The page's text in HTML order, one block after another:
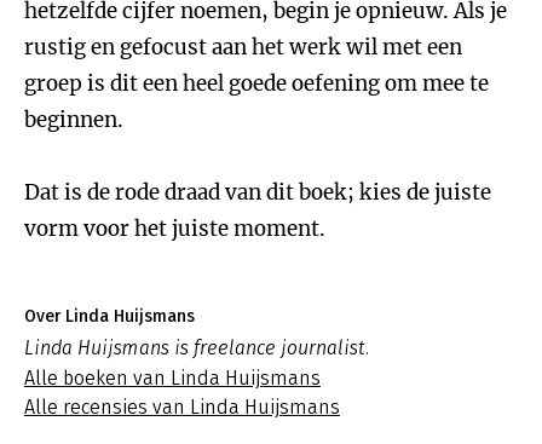
hetzelfde cijfer noemen, begin je opnieuw. Als je
rustig en gefocust aan het werk wil met een
groep is dit een heel goede oefening om mee te
beginnen.
Dat is de rode draad van dit boek; kies de juiste
vorm voor het juiste moment.
Over Linda Huijsmans
Linda Huijsmans is freelance journalist.
Alle boeken van Linda Huijsmans
Alle recensies van Linda Huijsmans